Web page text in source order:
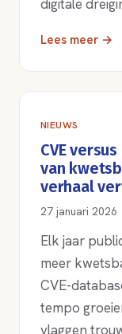
digitale
Lees meer →
NIEUWS
CVE
van
verhaal
27 januari 2026
Elk jaar
meer
CVE-
tempo
vlaggen